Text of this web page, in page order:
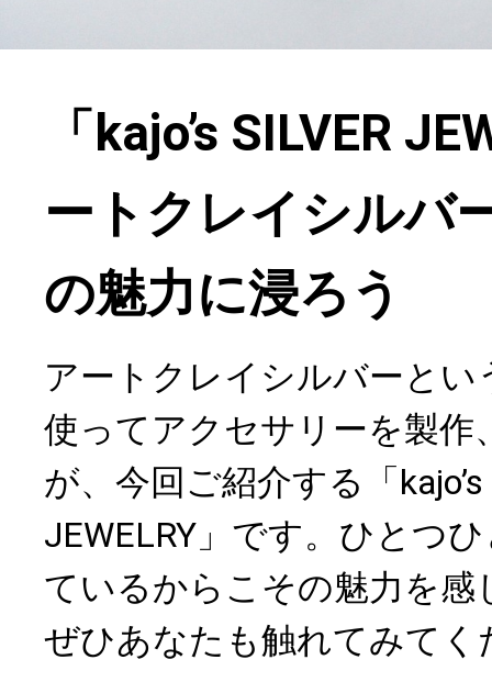
「kajo’s SILVER
ートクレイシルバ
の魅力に浸ろう
アートクレイシルバーとい
使ってアクセサリーを製作
が、今回ご紹介する「kajo’s
JEWELRY」です。ひとつ
ているからこその魅力を感
ぜひあなたも触れてみてく